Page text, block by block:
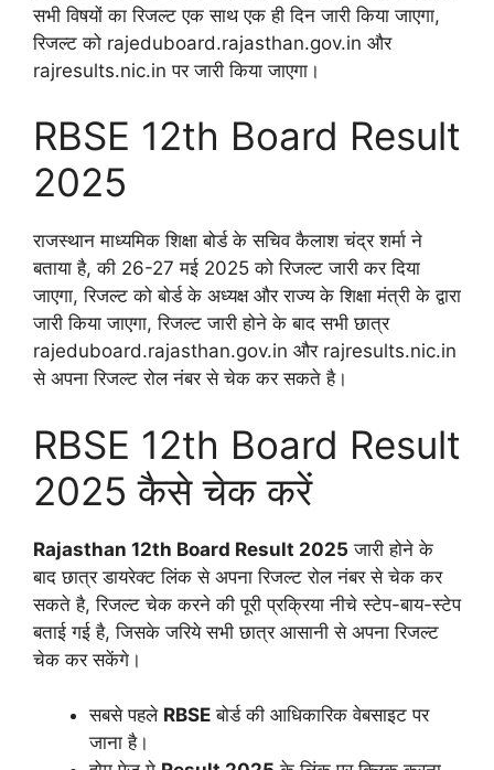
सभी विषयों का रिजल्ट एक साथ एक ही दिन जारी किया जाएगा,
रिजल्ट को rajeduboard.rajasthan.gov.in और
rajresults.nic.in पर जारी किया जाएगा।
RBSE 12th Board Result
2025
राजस्थान माध्यमिक शिक्षा बोर्ड के सचिव कैलाश चंद्र शर्मा ने
बताया है, की 26-27 मई 2025 को रिजल्ट जारी कर दिया
जाएगा, रिजल्ट को बोर्ड के अध्यक्ष और राज्य के शिक्षा मंत्री के द्वारा
जारी किया जाएगा, रिजल्ट जारी होने के बाद सभी छात्र
rajeduboard.rajasthan.gov.in और rajresults.nic.in
से अपना रिजल्ट रोल नंबर से चेक कर सकते है।
RBSE 12th Board Result
2025 कैसे चेक करें
Rajasthan 12th Board Result 2025 जारी होने के
बाद छात्र डायरेक्ट लिंक से अपना रिजल्ट रोल नंबर से चेक कर
सकते है, रिजल्ट चेक करने की पूरी प्रक्रिया नीचे स्टेप-बाय-स्टेप
बताई गई है, जिसके जरिये सभी छात्र आसानी से अपना रिजल्ट
चेक कर सकेंगे।
सबसे पहले RBSE बोर्ड की आधिकारिक वेबसाइट पर
जाना है।